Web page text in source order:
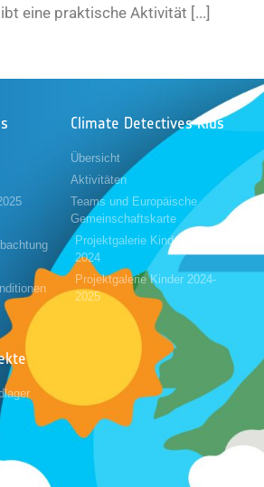
eine praktische Aktivität [...]
Climate Detectives Kids
Übersicht
Aktivitäten
Teams und Europäische
Gemeinschaftskarte
Projektgalerie Kinder 2023-
2024
Projektgalerie Kinder 2024-
2025